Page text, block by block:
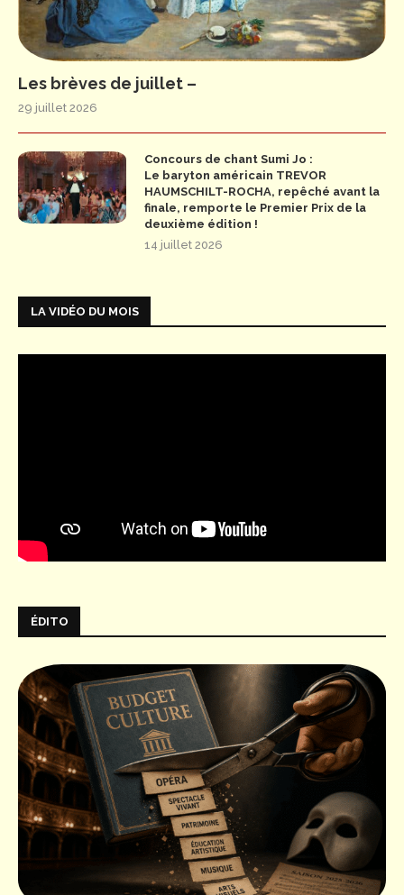
Les brèves de juillet –
29 juillet 2026
Concours de chant Sumi Jo :
Le baryton américain TREVOR
HAUMSCHILT-ROCHA, repêché avant la
finale, remporte le Premier Prix de la
deuxième édition !
14 juillet 2026
LA VIDÉO DU MOIS
ÉDITO